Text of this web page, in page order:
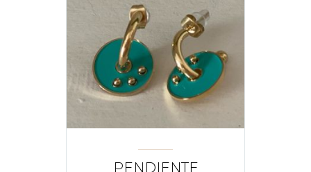
PENDIENTE